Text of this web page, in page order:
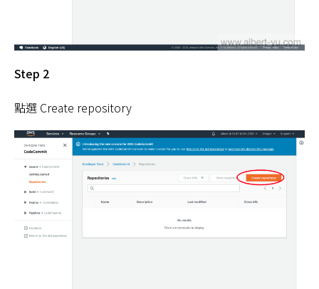
Step 2
點選 Create repository